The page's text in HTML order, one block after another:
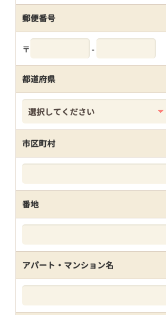
郵便番号
〒 -
都道府県
市区町村
番地
アパート・マンション名